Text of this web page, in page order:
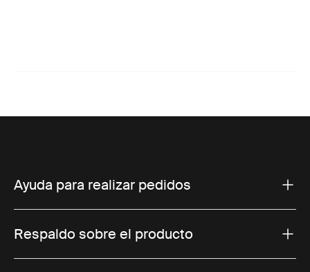
Ayuda para realizar pedidos
Respaldo sobre el producto